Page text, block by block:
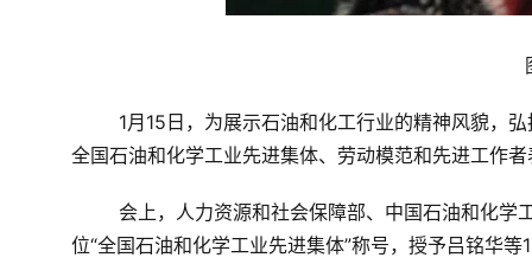
1月15日，为展示石油和化工行业的精神风貌，
全国石油和化学工业先进集体、劳动模范和先进工作
会上，人力资源和社会保障部、中国石油和化学
位“全国石油和化学工业先进集体”称号，授予吕铭华